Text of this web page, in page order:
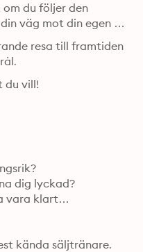
om du följer den
väg mot din egen
resa till framtiden
du vill!
dig lyckad?
vara klart
kända säljtränare.